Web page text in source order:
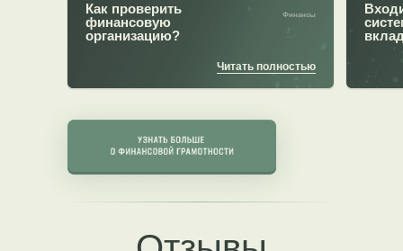
Как проверить
финансовую
организацию?
Финансы
Читать полностью